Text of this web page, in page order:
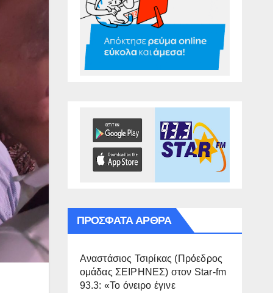
ΠΡΌΣΦΑΤΑ ΆΡΘΡΑ
Αναστάσιος Τσιρίκας (Πρόεδρος
ομάδας ΣΕΙΡΗΝΕΣ) στον Star-fm
93.3: «Το όνειρο έγινε